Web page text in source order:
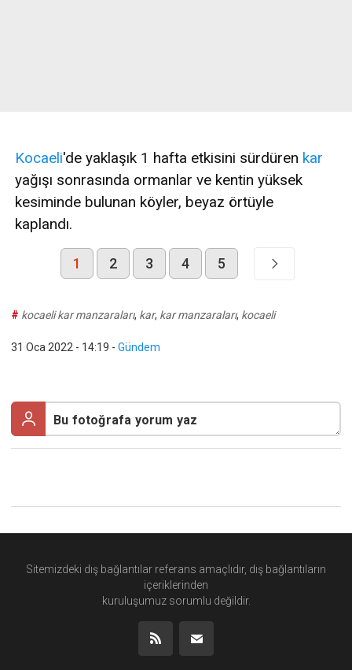
Kocaeli'de yaklaşık 1 hafta etkisini sürdüren kar
yağışı sonrasında ormanlar ve kentin yüksek
kesiminde bulunan köyler, beyaz örtüyle
kaplandı.
1 2 3 4 5
# kocaeli kar manzaraları, kar, kar manzaraları, kocaeli
31 Oca 2022 - 14:19 - Gündem
Sitemizdeki dış bağlantılar referans amaçlıdır, dış bağlantıların
içeriklerinden
kuruluşumuz sorumlu değildir.